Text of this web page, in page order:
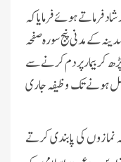
فرماتے ہوئے فرمایا کہ
کے مدنی پنج سورہ صفحہ
کر بیمار پر دم کرنے سے
ہونے تک وظیفہ جاری
کی پابندی کرتے